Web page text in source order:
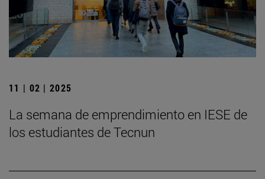
11 | 02 | 2025
La semana de emprendimiento en IESE de
los estudiantes de Tecnun